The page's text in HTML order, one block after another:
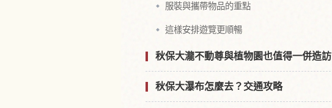
服裝與攜帶物品的重點
這樣安排遊覽更順暢
秋保大瀧不動尊與植物園也值得一併造訪
秋保大瀑布怎麼去？交通攻略